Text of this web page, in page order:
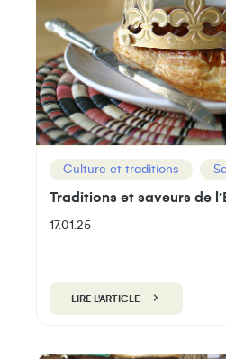
Culture et traditions
Traditions et saveurs de
17.01.25
LIRE L'ARTICLE